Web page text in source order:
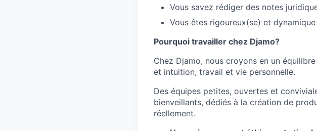
Vous savez rédiger des notes
Vous êtes rigoureux(se) et dynamique
Pourquoi travailler chez Djamo?
Chez Djamo, nous croyons en un
et intuition, travail et vie personnelle.
Des équipes petites, ouvertes et
bienveillants, dédiés à la création de
réellement.